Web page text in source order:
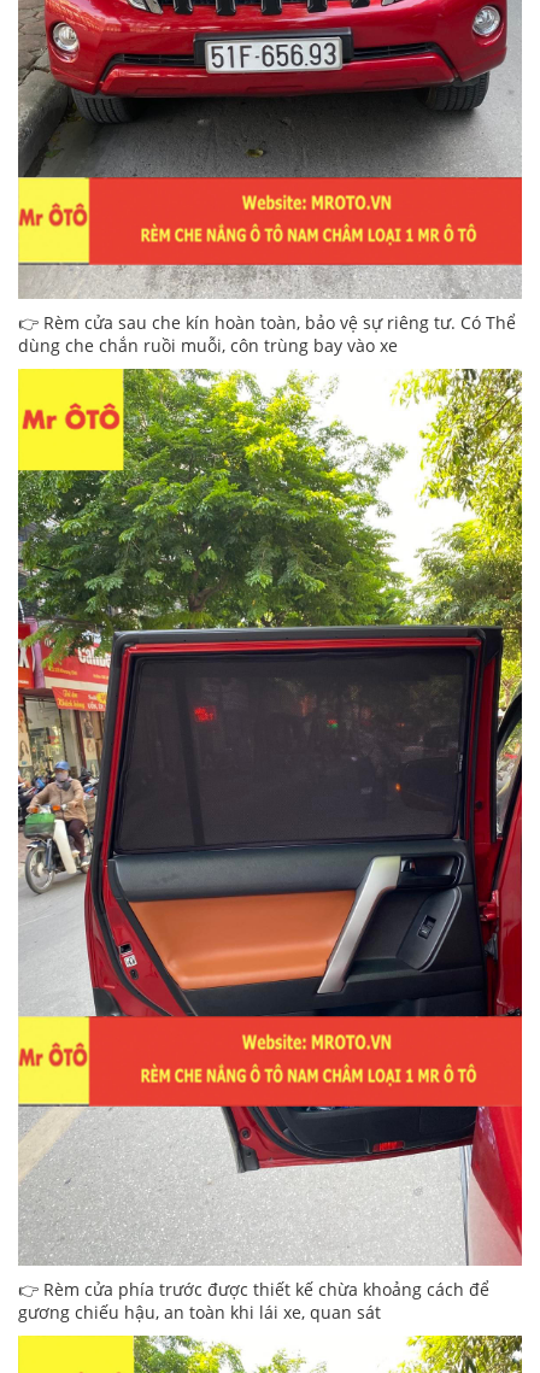
👉 Rèm cửa sau che kín hoàn toàn, bảo vệ sự riêng tư. Có Thể
dùng che chắn ruồi muỗi, côn trùng bay vào xe
👉 Rèm cửa phía trước được thiết kế chừa khoảng cách để
gương chiếu hậu, an toàn khi lái xe, quan sát